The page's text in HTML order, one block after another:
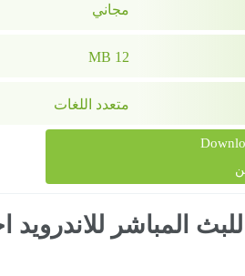
مجاني
12 MB
متعدد اللغات